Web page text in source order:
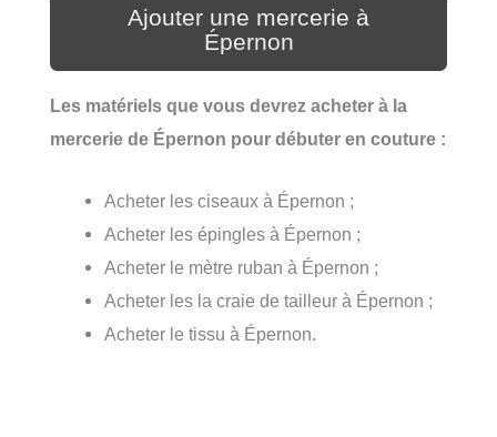
Ajouter une mercerie à
Épernon
Les matériels que vous devrez acheter à la
mercerie de Épernon pour débuter en couture :
Acheter les ciseaux à Épernon ;
Acheter les épingles à Épernon ;
Acheter le mètre ruban à Épernon ;
Acheter les la craie de tailleur à Épernon ;
Acheter le tissu à Épernon.